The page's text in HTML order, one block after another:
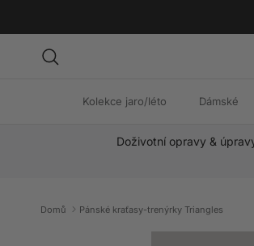
Kolekce jaro/léto Dámské
Doživotní opravy &
Domů Pánské kraťasy-trenýrky Triangles